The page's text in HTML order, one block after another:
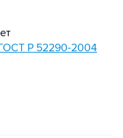
Р 52290-2004